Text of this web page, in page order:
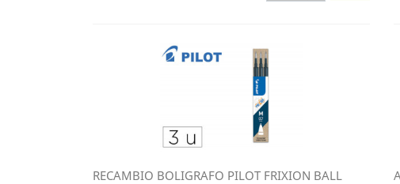
RECAMBIO BOLIGRAFO PILOT FRIXION BALL